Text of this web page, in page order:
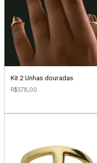
Kit 2 Unhas douradas
R$378,00